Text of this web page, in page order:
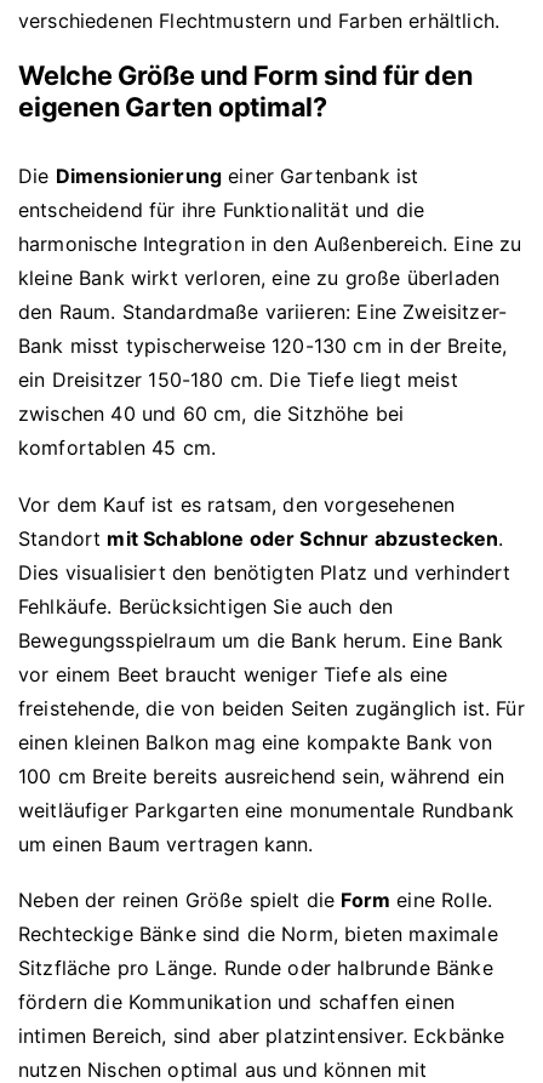
verschiedenen Flechtmustern und Farben erhältlich.
Welche Größe und Form sind für den
eigenen Garten optimal?
Die Dimensionierung einer Gartenbank ist
entscheidend für ihre Funktionalität und die
harmonische Integration in den Außenbereich. Eine zu
kleine Bank wirkt verloren, eine zu große überladen
den Raum. Standardmaße variieren: Eine Zweisitzer-
Bank misst typischerweise 120-130 cm in der Breite,
ein Dreisitzer 150-180 cm. Die Tiefe liegt meist
zwischen 40 und 60 cm, die Sitzhöhe bei
komfortablen 45 cm.
Vor dem Kauf ist es ratsam, den vorgesehenen
Standort mit Schablone oder Schnur abzustecken.
Dies visualisiert den benötigten Platz und verhindert
Fehlkäufe. Berücksichtigen Sie auch den
Bewegungsspielraum um die Bank herum. Eine Bank
vor einem Beet braucht weniger Tiefe als eine
freistehende, die von beiden Seiten zugänglich ist. Für
einen kleinen Balkon mag eine kompakte Bank von
100 cm Breite bereits ausreichend sein, während ein
weitläufiger Parkgarten eine monumentale Rundbank
um einen Baum vertragen kann.
Neben der reinen Größe spielt die Form eine Rolle.
Rechteckige Bänke sind die Norm, bieten maximale
Sitzfläche pro Länge. Runde oder halbrunde Bänke
fördern die Kommunikation und schaffen einen
intimen Bereich, sind aber platzintensiver. Eckbänke
nutzen Nischen optimal aus und können mit